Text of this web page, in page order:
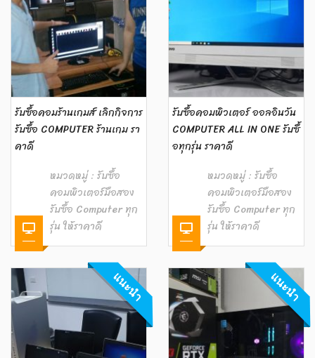
รับซื้อคอมร้านเกมส์ เลิกกิจการ
รับซื้อ COMPUTER ร้านเกม รา
คาดี
หมวดหมู่ : รับซื้อ
คอมพิวเตอร์มือสอง
รับซื้อ Computer ทุก
รุ่น ให้ราคาดี
รับซื้อคอมพิวเตอร์ ออลอินวัน
COMPUTER ALL IN ONE รับซื้
อทุกรุ่น ราคาดี
หมวดหมู่ : รับซื้อ
คอมพิวเตอร์มือสอง
รับซื้อ Computer ทุก
รุ่น ให้ราคาดี
แนะนำ แนะนำ